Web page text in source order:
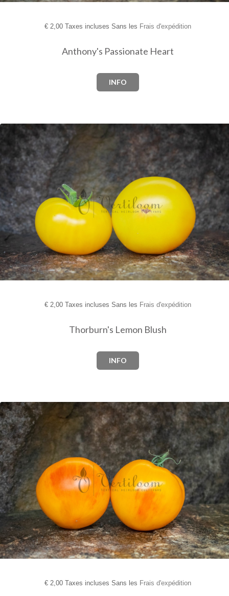
€2,00 Taxes incluses Sans les Frais d'expédition
Anthony's Passionate Heart
INFO
€2,00 Taxes incluses Sans les Frais d'expédition
Thorburn's Lemon Blush
INFO
€2,00 Taxes incluses Sans les Frais d'expédition